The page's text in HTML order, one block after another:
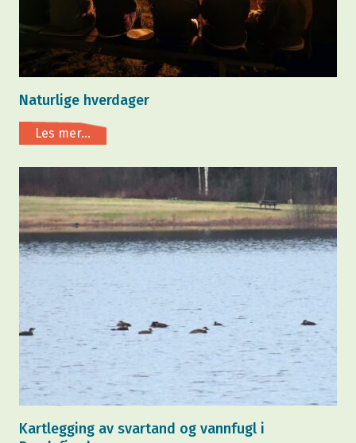
Naturlige hverdager
Les mer...
Kartlegging av svartand og vannfugl i